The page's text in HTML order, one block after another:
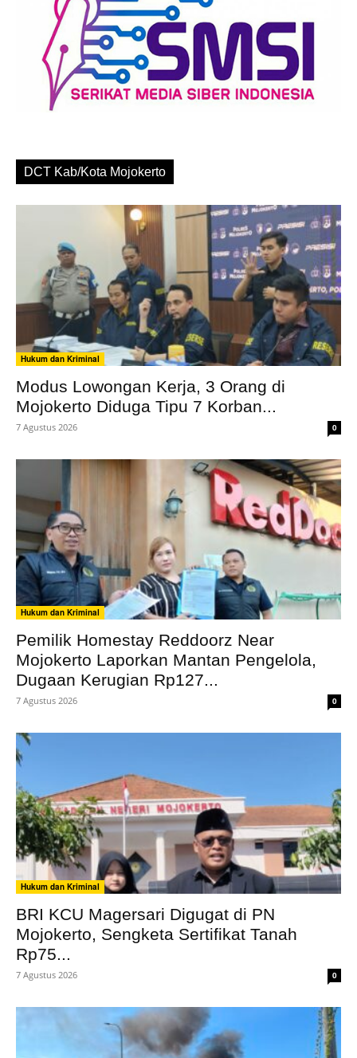
DCT Kab/Kota Mojokerto
Hukum dan Kriminal
Modus Lowongan Kerja, 3 Orang di
Mojokerto Diduga Tipu 7 Korban...
7 Agustus 2026 0
Hukum dan Kriminal
Pemilik Homestay Reddoorz Near
Mojokerto Laporkan Mantan Pengelola,
Dugaan Kerugian Rp127...
7 Agustus 2026 0
Hukum dan Kriminal
BRI KCU Magersari Digugat di PN
Mojokerto, Sengketa Sertifikat Tanah
Rp75...
7 Agustus 2026 0